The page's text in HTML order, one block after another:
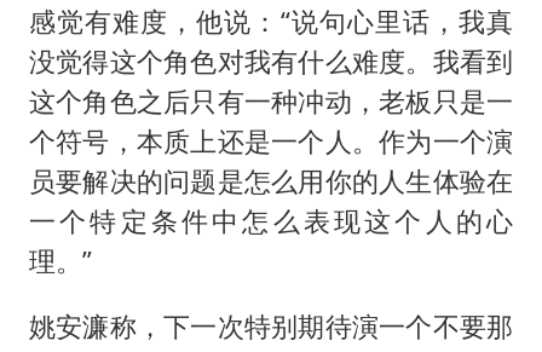
感觉有难度，他说：“说句心里话，我真
没觉得这个角色对我有什么难度。我看到
这个角色之后只有一种冲动，老板只是一
个符号，本质上还是一个人。作为一个演
员要解决的问题是怎么用你的人生体验在
一个特定条件中怎么表现这个人的心
理。”
姚安濂称，下一次特别期待演一个不要那